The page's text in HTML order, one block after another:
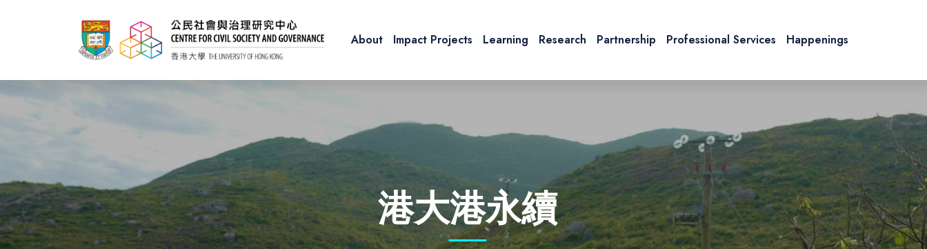
About Impact Projects Learning Research Partnership Professional Services Happenings
港大港永續